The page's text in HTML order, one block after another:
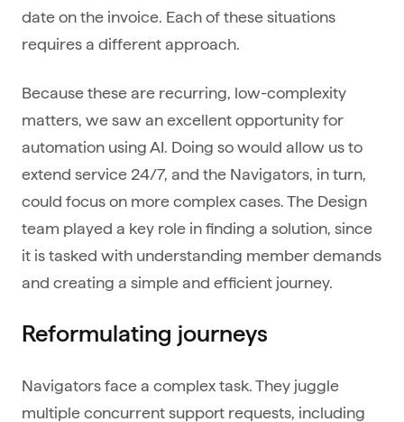
date on the invoice. Each of these situations
requires a different approach.
Because these are recurring, low-complexity
matters, we saw an excellent opportunity for
automation using AI. Doing so would allow us to
extend service 24/7, and the Navigators, in turn,
could focus on more complex cases. The Design
team played a key role in finding a solution, since
it is tasked with understanding member demands
and creating a simple and efficient journey.
Reformulating journeys
Navigators face a complex task. They juggle
multiple concurrent support requests, including